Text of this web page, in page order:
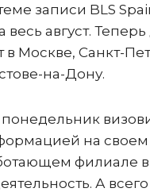
записи BLS
август.
Москве, Санкт-
на-Дону.
понедельник
на
филиале
А